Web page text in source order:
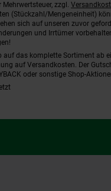
zzgl.
(Stückzahl/Mengeneinheit)
sich auf unseren zuvor
und Irrtümer
das komplette Sortiment ab
auf Versandkosten. Der
oder sonstige Shop-